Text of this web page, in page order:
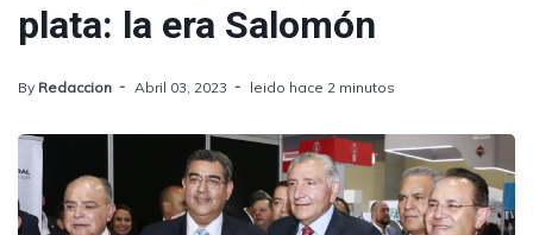
plata: la era Salomón
By Redaccion Abril 03, 2023 leido hace 2 minutos